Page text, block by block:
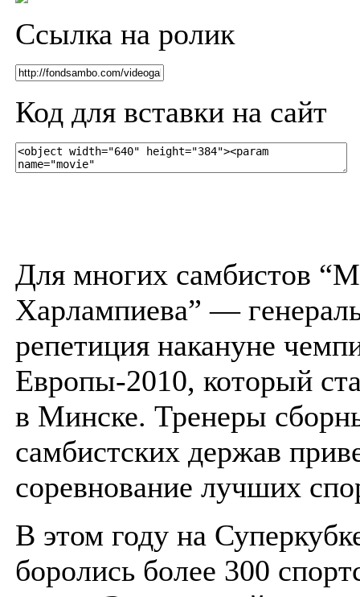
Ссылка на ролик
Код для вставки на сайт
Для многих самбистов
Харлампиева” —
репетиция накануне
Европы-2010, который
в Минске. Тренеры
самбистских держав
соревнование лучших
В этом году на
боролись более 300